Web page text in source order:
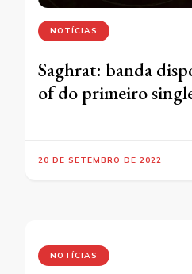
NOTÍCIAS
Saghrat: banda
of do primeiro
20 DE SETEMBRO DE 2022
NOTÍCIAS